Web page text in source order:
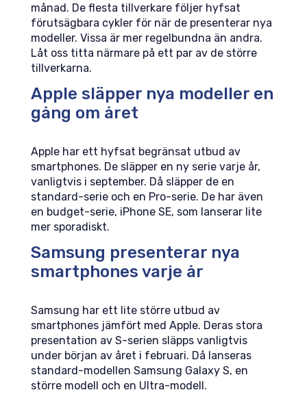
månad. De flesta tillverkare följer hyfsat
förutsägbara cykler för när de presenterar nya
modeller. Vissa är mer regelbundna än andra.
Låt oss titta närmare på ett par av de större
tillverkarna.
Apple släpper nya modeller en
gång om året
Apple har ett hyfsat begränsat utbud av
smartphones. De släpper en ny serie varje år,
vanligtvis i september. Då släpper de en
standard-serie och en Pro-serie. De har även
en budget-serie, iPhone SE, som lanserar lite
mer sporadiskt.
Samsung presenterar nya
smartphones varje år
Samsung har ett lite större utbud av
smartphones jämfört med Apple. Deras stora
presentation av S-serien släpps vanligtvis
under början av året i februari. Då lanseras
standard-modellen Samsung Galaxy S, en
större modell och en Ultra-modell.